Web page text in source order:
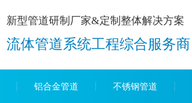
新型管道研制厂家&定制整体解决方案
流体管道系统工程综合服务商
铝合金管道 不锈钢管道